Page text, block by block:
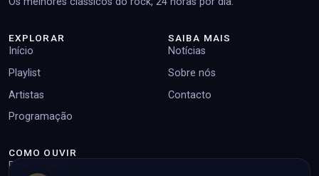
EXPLORAR
Início
Playlist
Artistas
Programação
SAIBA MAIS
Notícias
Sobre nós
Contacto
COMO OUVIR
Player online